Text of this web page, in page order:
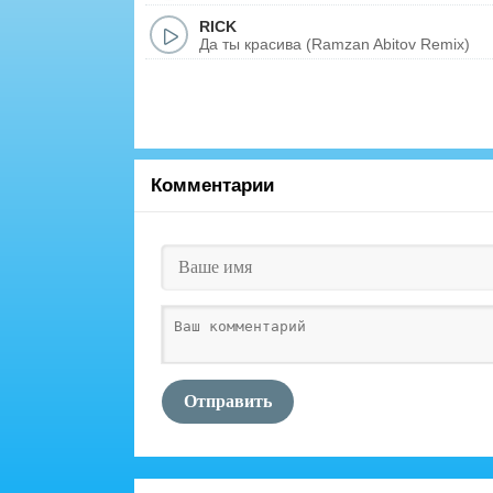
RICK
Да ты красива (Ramzan Abitov Remix)
Комментарии
Отправить